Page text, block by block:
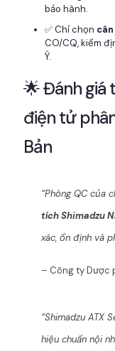
bảo hành.
✅ Chỉ chọn
CO/CQ, kiểm
Ý.
🌟 Đánh giá
điện tử
Bản
“Phòng QC của
tích Shimadzu
xác, ổn định và
– Công ty Dược
“Shimadzu ATX
hiệu chuẩn nội